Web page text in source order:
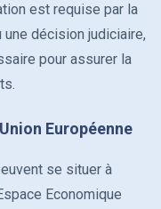
est requise par la
décision judiciaire,
pour assurer la
Européenne
se situer à
Economique